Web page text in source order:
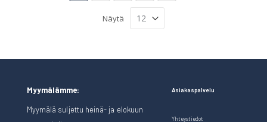
Näytä
Myymälämme:
Myymälä suljettu heinä- ja elokuun
Asiakaspalvelu
Yhteystiedot